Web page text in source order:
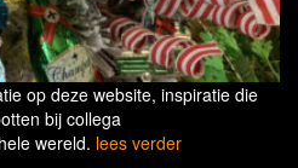
op deze website, inspiratie die
bij collega
wereld. lees verder